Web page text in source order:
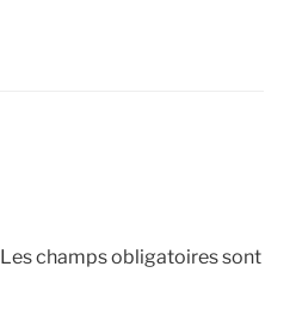
Les champs obligatoires sont